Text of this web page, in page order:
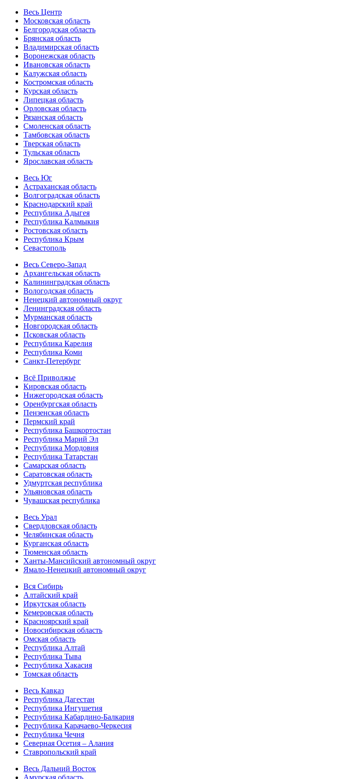
Весь Центр
Московская область
Белгородская область
Брянская область
Владимирская область
Воронежская область
Ивановская область
Калужская область
Костромская область
Курская область
Липецкая область
Орловская область
Рязанская область
Смоленская область
Тамбовская область
Тверская область
Тульская область
Ярославская область
Весь Юг
Астраханская область
Волгоградская область
Краснодарский край
Республика Адыгея
Республика Калмыкия
Ростовская область
Республика Крым
Севастополь
Весь Северо-Запад
Архангельская область
Калининградская область
Вологодская область
Ненецкий автономный округ
Ленинградская область
Мурманская область
Новгородская область
Псковская область
Республика Карелия
Республика Коми
Санкт-Петербург
Всё Приволжье
Кировская область
Нижегородская область
Оренбургская область
Пензенская область
Пермский край
Республика Башкортостан
Республика Марий Эл
Республика Мордовия
Республика Татарстан
Самарская область
Саратовская область
Удмуртская республика
Ульяновская область
Чувашская республика
Весь Урал
Свердловская область
Челябинская область
Курганская область
Тюменская область
Ханты-Мансийский автономный округ
Ямало-Ненецкий автономный округ
Вся Сибирь
Алтайский край
Иркутская область
Кемеровская область
Красноярский край
Новосибирская область
Омская область
Республика Алтай
Республика Тыва
Республика Хакасия
Томская область
Весь Кавказ
Республика Дагестан
Республика Ингушетия
Республика Кабардино-Балкария
Республика Карачаево-Черкесия
Республика Чечня
Северная Осетия – Алания
Ставропольский край
Весь Дальний Восток
Амурская область